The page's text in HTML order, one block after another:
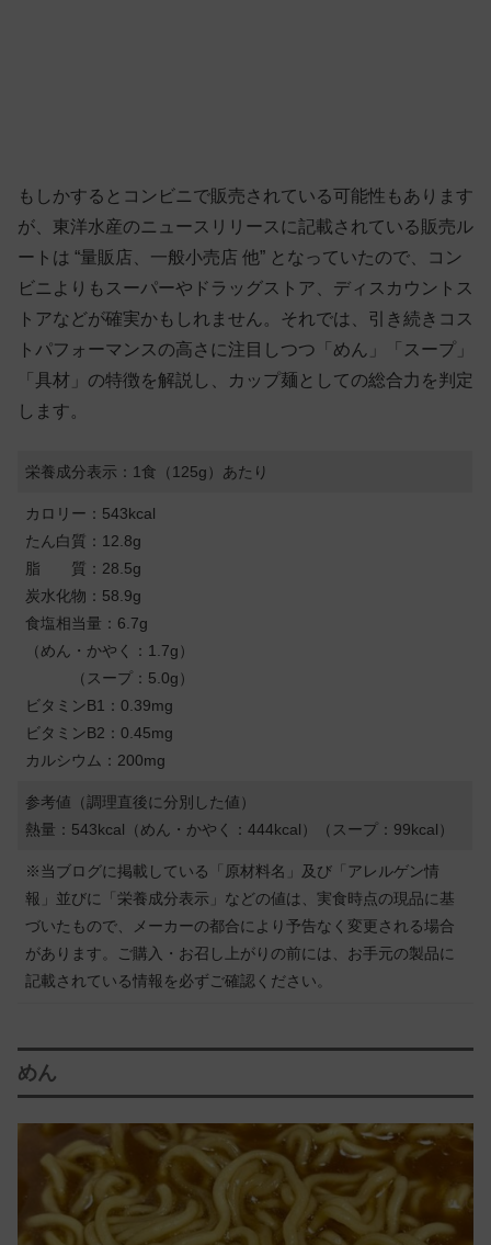
もしかするとコンビニで販売されている可能性もあります
が、東洋水産のニュースリリースに記載されている販売ル
ートは “量販店、一般小売店 他” となっていたので、コン
ビニよりもスーパーやドラッグストア、ディスカウントス
トアなどが確実かもしれません。それでは、引き続きコス
トパフォーマンスの高さに注目しつつ「めん」「スープ」
「具材」の特徴を解説し、カップ麺としての総合力を判定
します。
栄養成分表示：1食（125g）あたり
カロリー：543kcal
たん白質：12.8g
脂 質：28.5g
炭水化物：58.9g
食塩相当量：6.7g
（めん・かやく：1.7g）
（スープ：5.0g）
ビタミンB1：0.39mg
ビタミンB2：0.45mg
カルシウム：200mg
参考値（調理直後に分別した値）
熱量： 543kcal （めん・かやく：444kcal）（スープ：99kcal）
※当ブログに掲載している「原材料名」及び「アレルゲン情
報」並びに「栄養成分表示」などの値は、実食時点の現品に基
づいたもので、メーカーの都合により予告なく変更される場合
があります。ご購入・お召し上がりの前には、お手元の製品に
記載されている情報を必ずご確認ください。
めん